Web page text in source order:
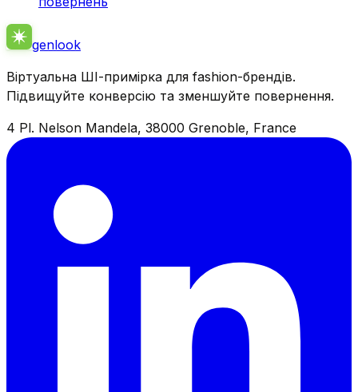
genlook
Віртуальна ШІ-примірка для fashion-брендів.
Підвищуйте конверсію та зменшуйте повернення.
4 Pl. Nelson Mandela, 38000 Grenoble, France